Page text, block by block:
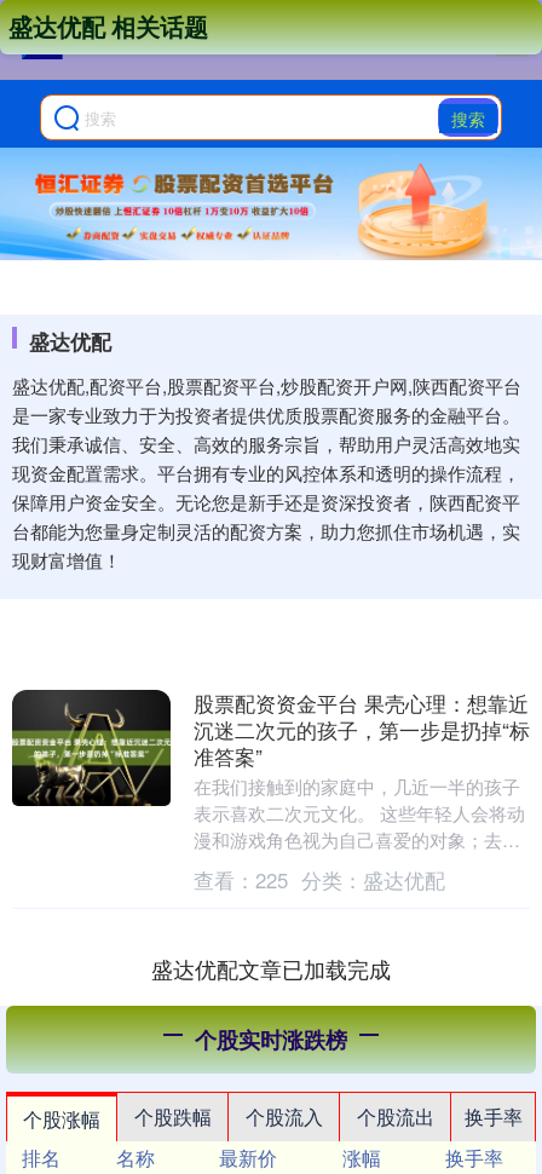
搜索
盛达优配
盛达优配,配资平台,股票配资平台,炒股配资开户网,陕西配资平台
是一家专业致力于为投资者提供优质股票配资服务的金融平台。
我们秉承诚信、安全、高效的服务宗旨，帮助用户灵活高效地实
现资金配置需求。平台拥有专业的风控体系和透明的操作流程，
保障用户资金安全。无论您是新手还是资深投资者，陕西配资平
台都能为您量身定制灵活的配资方案，助力您抓住市场机遇，实
现财富增值！
盛达优配 相关话题
股票配资资金平台 果壳心理：想靠近
沉迷二次元的孩子，第一步是扔掉“标
准答案”
在我们接触到的家庭中，几近一半的孩子
表示喜欢二次元文化。 这些年轻人会将动
漫和游戏角色视为自己喜爱的对象；去到
不同城市时会专门寻找售卖动漫周边的店
铺；穿着各种动....
查看： 225 分类： 盛达优配
盛达优配文章已加载完成
个股实时涨跌榜
个股涨幅 个股跌幅 个股流入 个股流出
换手率
排名
名称 最新价 涨幅
换手率